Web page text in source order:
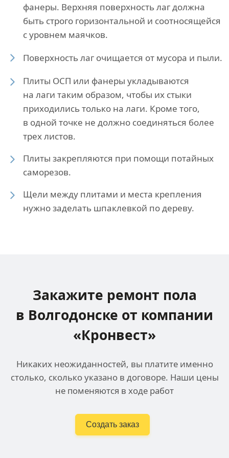
фанеры. Верхняя поверхность лаг должна
быть строго горизонтальной и соотносящейся
с уровнем маячков.
Поверхность лаг очищается от мусора и пыли.
Плиты ОСП или фанеры укладываются
на лаги таким образом, чтобы их стыки
приходились только на лаги. Кроме того,
в одной точке не должно соединяться более
трех листов.
Плиты закрепляются при помощи потайных
саморезов.
Щели между плитами и места крепления
нужно заделать шпаклевкой по дереву.
Закажите ремонт пола
в Волгодонске от компании
«Кронвест»
Никаких неожиданностей, вы платите именно
столько, сколько указано в договоре. Наши цены
не поменяются в ходе работ
Создать заказ